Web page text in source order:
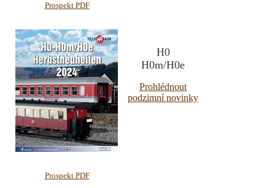
Prospekt PDF
Prospekt PDF
H0
H0m/H0e
Prohlédnout
podzimní novinky